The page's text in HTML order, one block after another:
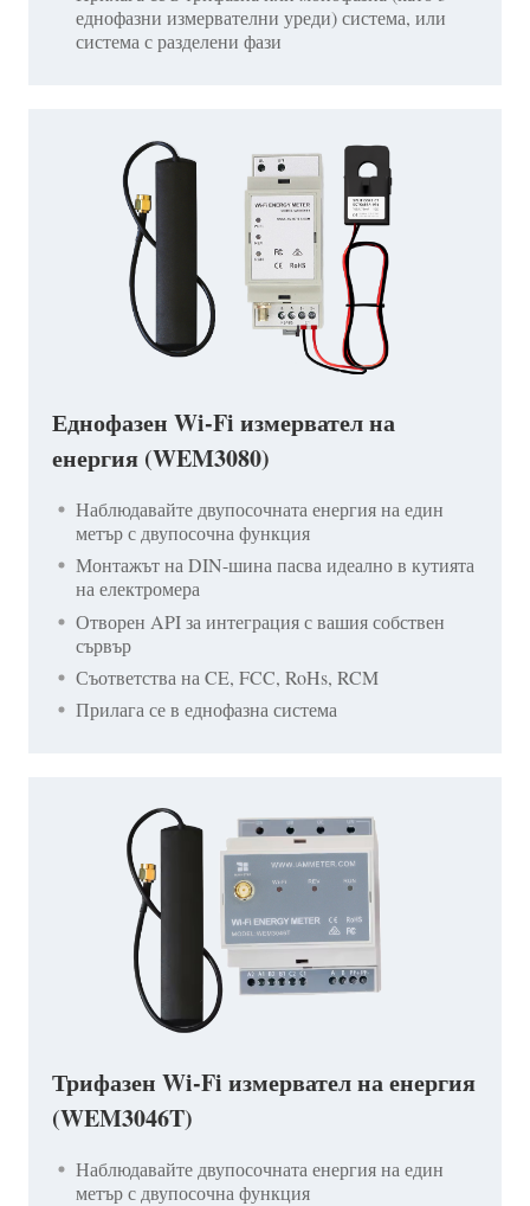
еднофазни измервателни уреди) система, или
система с разделени фази
Еднофазен Wi-Fi измервател на
енергия (WEM3080)
Наблюдавайте двупосочната енергия на един
метър с двупосочна функция
Монтажът на DIN-шина пасва идеално в кутията
на електромера
Отворен API за интеграция с вашия собствен
сървър
Съответства на CE, FCC, RoHs, RCM
Прилага се в еднофазна система
Трифазен Wi-Fi измервател на енергия
(WEM3046T)
Наблюдавайте двупосочната енергия на един
метър с двупосочна функция